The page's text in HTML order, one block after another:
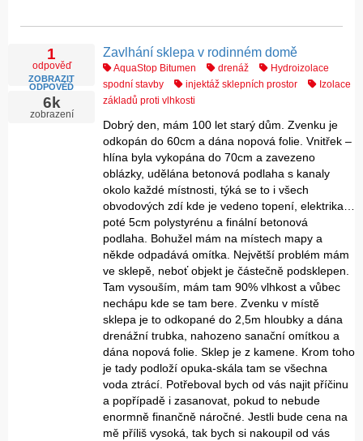
1
odpověď
ZOBRAZIT
ODPOVĚĎ
6k
zobrazení
Zavlhání sklepa v rodinném domě
AquaStop Bitumen drenáž
Hydroizolace
spodní stavby
injektáž sklepních prostor
Izolace
základů proti vlhkosti
Dobrý den, mám 100 let starý dům. Zvenku je
odkopán do 60cm a dána nopová folie. Vnitřek –
hlína byla vykopána do 70cm a zavezeno
oblázky, udělána betonová podlaha s kanaly
okolo každé místnosti, týká se to i všech
obvodových zdí kde je vedeno topení, elektrika…
poté 5cm polystyrénu a finální betonová
podlaha. Bohužel mám na místech mapy a
někde odpadává omítka. Největší problém mám
ve sklepě, neboť objekt je částečně podsklepen.
Tam vysouším, mám tam 90% vlhkost a vůbec
nechápu kde se tam bere. Zvenku v místě
sklepa je to odkopané do 2,5m hloubky a dána
drenážní trubka, nahozeno sanační omítkou a
dána nopová folie. Sklep je z kamene. Krom toho
je tady podloží opuka-skála tam se všechna
voda ztrácí. Potřeboval bych od vás najit příčinu
a popřípadě i zasanovat, pokud to nebude
enormně finančně náročné. Jestli bude cena na
mě příliš vysoká, tak bych si nakoupil od vás